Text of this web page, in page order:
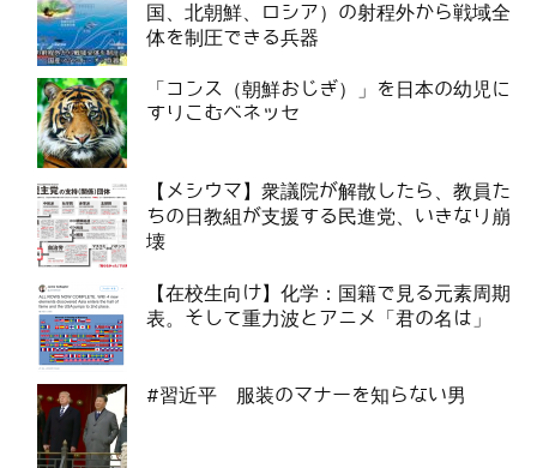
国、北朝鮮、ロシア）の射程外から戦域全
体を制圧できる兵器
「コンス（朝鮮おじぎ）」を日本の幼児に
すりこむベネッセ
【メシウマ】衆議院が解散したら、教員た
ちの日教組が支援する民進党、いきなり崩
壊
【在校生向け】化学：国籍で見る元素周期
表。そして重力波とアニメ「君の名は」
#習近平 服装のマナーを知らない男